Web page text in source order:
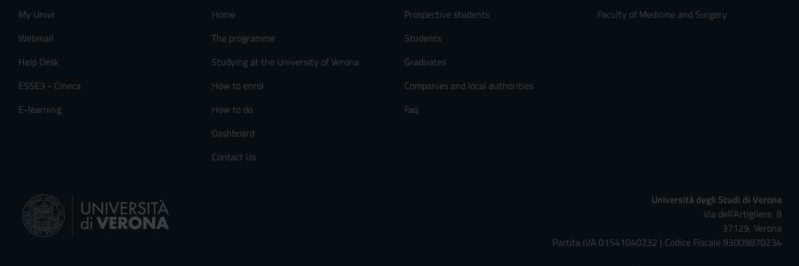
My Univr
Webmail
Help Desk
ESSE3 - Cineca
E-learning
Home
The programme
Studying at the University of Verona
How to enrol
How to do
Dashboard
Contact Us
Prospective students
Students
Graduates
Companies and local authorities
Faq
Faculty of Medicine and Surgery
Università degli Studi di Verona
Via dell'Artigliere, 8
37129, Verona
Partita IVA 01541040232 | Codice Fiscale 93009870234